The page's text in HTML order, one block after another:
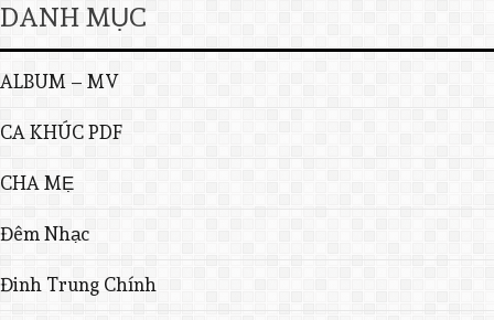
DANH MỤC
ALBUM – MV
CA KHÚC PDF
CHA MẸ
Đêm Nhạc
Đinh Trung Chính